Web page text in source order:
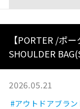
【PORTER /ポ
SHOULDER
2026.05.21
#アウトドアブラン